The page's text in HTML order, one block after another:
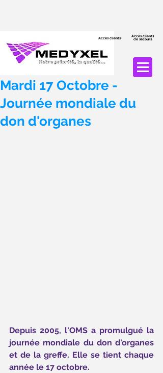
Accès clients Accès clients
de secours
Mardi 17 Octobre -
Journée mondiale du
don d'organes
Depuis 2005, l'OMS a promulgué la
journée mondiale du don d'organes
et de la greffe. Elle se tient chaque
année le 17 octobre.